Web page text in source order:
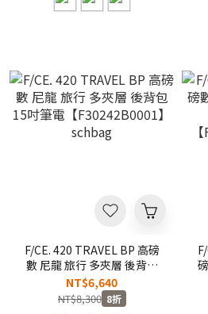
F/CE. 420 TRAVEL BP 高磅
數 尼龍 旅行 多夾層 後背包
15吋筆電【F30242B0001】
schbag
NT$6,640
NT$8,300 8折